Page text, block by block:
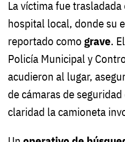
La víctima fue
hospital local, donde su
reportado como grave.
Policía Municipal y
acudieron al lugar,
de cámaras de
claridad la camioneta